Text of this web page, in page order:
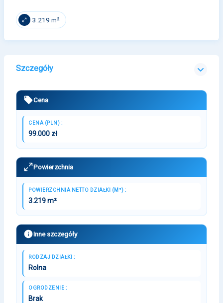
3.219 m²
Szczegóły
Cena
CENA (PLN) :
99.000 zł
Powierzchnia
POWIERZCHNIA NETTO DZIAŁKI (M²) :
3.219 m²
Inne szczegóły
RODZAJ DZIAŁKI :
Rolna
OGRODZENIE :
Brak